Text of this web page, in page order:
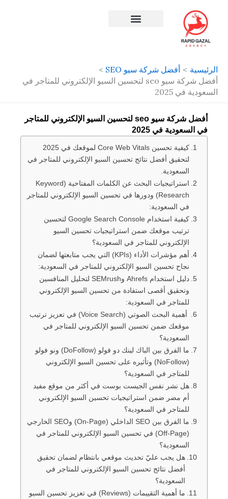
الرئيسية
أفضل شركة سيو SEO
أفضل شركة سيو seo لتحسين السيو الإلكتروني للمتاجر في
السعودية في 2025
أفضل شركة سيو seo لتحسين السيو الإلكتروني للمتاجر
في السعودية في 2025
كيفية تحسين Core Web Vitals لموقعك في 2025
لتحقيق أفضل نتائج تحسين السيو الإلكتروني للمتاجر في
السعودية.
استراتيجيات البحث عن الكلمات المفتاحية (Keyword
Research) ودورها في تحسين السيو الإلكتروني للمتاجر
في السعودية:
كيفية استخدام Google Search Console لتحسين
ترتيب موقعك ضمن استراتيجيات تحسين السيو
الإلكتروني للمتاجر في السعودية؟
أهم مؤشرات الأداء (KPIs) التي يجب متابعتها لضمان
نجاح تحسين السيو الإلكتروني للمتاجر في السعودية:
دليل استخدام Ahrefs وSEMrush لتحليل المنافسين
وتحقيق أقصى استفادة من تحسين السيو الإلكتروني
للمتاجر في السعودية:
أهمية البحث الصوتي (Voice Search) في تعزيز ترتيب
موقعك ضمن تحسين السيو الإلكتروني للمتاجر في
السعودية؟
ما الفرق بين الباك لينك دو فولو (DoFollow) ونو فولو
(NoFollow) وتأثيره على تحسين السيو الإلكتروني
للمتاجر في السعودية؟
هل نشر نفس الجيست بوست في أكثر من موقع مفيد
أم مضر ضمن استراتيجيات تحسين السيو الإلكتروني
للمتاجر في السعودية؟
ما الفرق بين SEO الداخلي (On-Page) وSEO الخارجي
(Off-Page) في تحسين السيو الإلكتروني للمتاجر في
السعودية؟
هل يجب عليّ تحديث موقعي بانتظام لضمان تحقيق
أفضل نتائج تحسين السيو الإلكتروني للمتاجر في
السعودية؟
ما أهمية التقييمات (Reviews) في تعزيز تحسين السيو